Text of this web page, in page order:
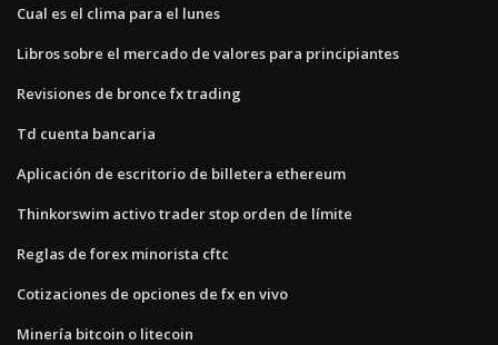
Cual es el clima para el lunes
Libros sobre el mercado de valores para principiantes
Revisiones de bronce fx trading
Td cuenta bancaria
Aplicación de escritorio de billetera ethereum
Thinkorswim activo trader stop orden de límite
Reglas de forex minorista cftc
Cotizaciones de opciones de fx en vivo
Minería bitcoin o litecoin